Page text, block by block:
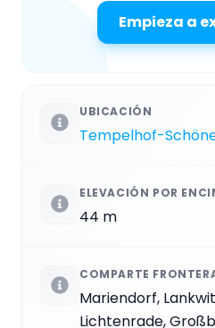
Empieza a
UBICACIÓN
Tempelhof-
ELEVACIÓN POR
44 m
COMPARTE
Mariendorf,
Lichtenrade,